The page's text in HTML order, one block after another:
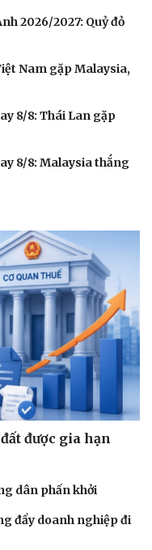
sống
2026/2027: Quỷ đỏ
Nam gặp Malaysia,
8/8: Thái Lan gặp
8/8: Malaysia thắng
được gia hạn
dân phấn khởi
đẩy doanh nghiệp đi